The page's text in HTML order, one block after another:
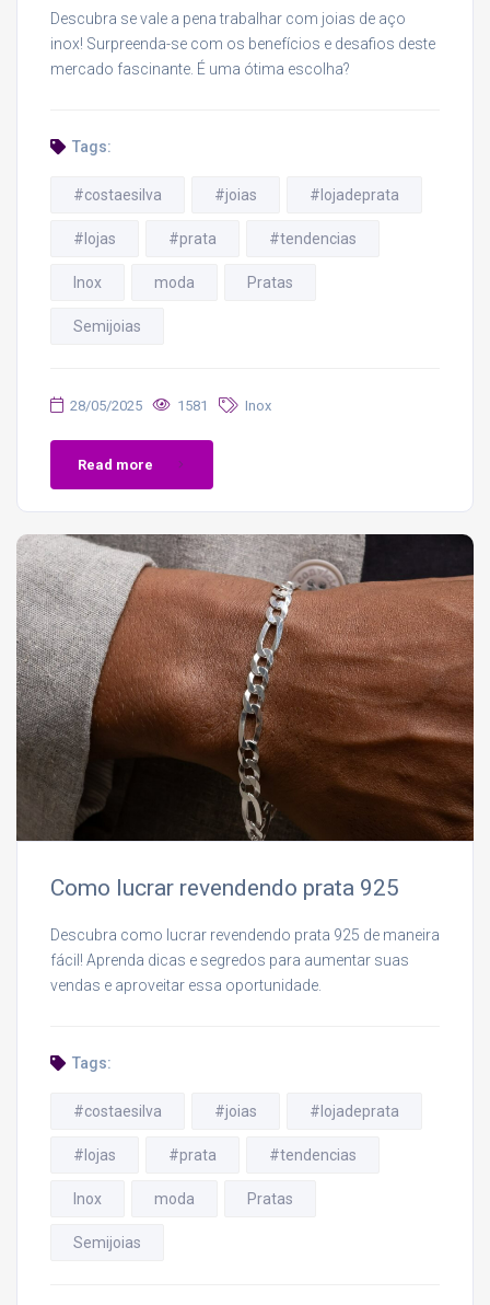
Descubra se vale a pena trabalhar com joias de aço
inox! Surpreenda-se com os benefícios e desafios deste
mercado fascinante. É uma ótima escolha?
Tags:
#costaesilva #joias #lojadeprata
#lojas #prata #tendencias
Inox moda Pratas
Semijoias
28/05/2025 1581 Inox
Read more
Como lucrar revendendo prata 925
Descubra como lucrar revendendo prata 925 de maneira
fácil! Aprenda dicas e segredos para aumentar suas
vendas e aproveitar essa oportunidade.
Tags:
#costaesilva #joias #lojadeprata
#lojas #prata #tendencias
Inox moda Pratas
Semijoias